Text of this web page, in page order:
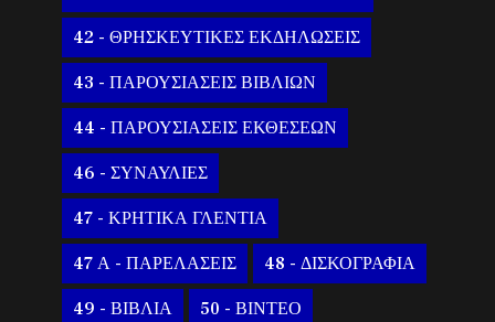
42 - ΘΡΗΣΚΕΥΤΙΚΕΣ ΕΚΔΗΛΩΣΕΙΣ
43 - ΠΑΡΟΥΣΙΑΣΕΙΣ ΒΙΒΛΙΩΝ
44 - ΠΑΡΟΥΣΙΑΣΕΙΣ ΕΚΘΕΣΕΩΝ
46 - ΣΥΝΑΥΛΙΕΣ
47 - ΚΡΗΤΙΚΑ ΓΛΕΝΤΙΑ
47 Α - ΠΑΡΕΛΑΣΕΙΣ 48 - ΔΙΣΚΟΓΡΑΦΙΑ
49 - ΒΙΒΛΙΑ 50 - ΒΙΝΤΕΟ